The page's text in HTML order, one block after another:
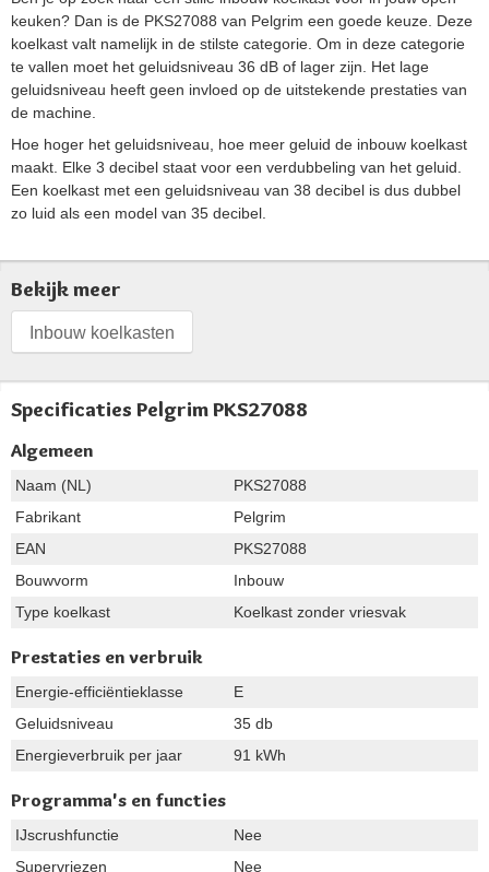
keuken? Dan is de PKS27088 van Pelgrim een goede keuze. Deze
koelkast valt namelijk in de stilste categorie. Om in deze categorie
te vallen moet het geluidsniveau 36 dB of lager zijn. Het lage
geluidsniveau heeft geen invloed op de uitstekende prestaties van
de machine.
Hoe hoger het geluidsniveau, hoe meer geluid de inbouw koelkast
maakt. Elke 3 decibel staat voor een verdubbeling van het geluid.
Een koelkast met een geluidsniveau van 38 decibel is dus dubbel
zo luid als een model van 35 decibel.
Bekijk meer
Inbouw koelkasten
Specificaties Pelgrim PKS27088
Algemeen
Naam (NL)
PKS27088
Fabrikant
Pelgrim
EAN
PKS27088
Bouwvorm
Inbouw
Type koelkast
Koelkast zonder vriesvak
Prestaties en verbruik
Energie-efficiëntieklasse
E
Geluidsniveau
35 db
Energieverbruik per jaar
91 kWh
Programma's en functies
IJscrushfunctie
Nee
Supervriezen
Nee